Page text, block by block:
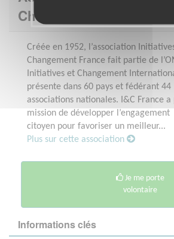
Changement
Créée en 1952, l’association
Changement France fait partie de
Initiatives et Changement
présente dans 60 pays et fédérant 44
associations nationales. I&C France a
mission de développer l’engagement
citoyen pour favoriser un meilleur...
Plus sur cette association
Je me porte
volontaire
Informations clés